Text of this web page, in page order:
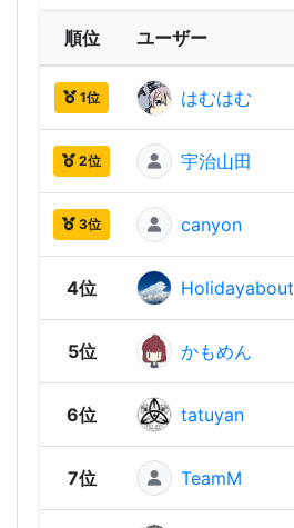
順位 ユーザー
1位 はむはむ
2位 宇治山田
3位 canyon
4位 Holidayabout
5位 かもめん
6位 tatuyan
7位 TeamM